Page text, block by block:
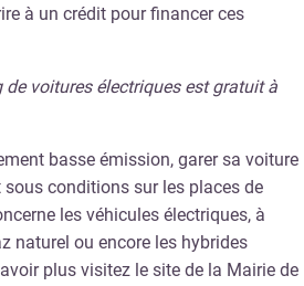
à un crédit pour financer ces
voitures électriques est gratuit à
basse émission, garer sa voiture
conditions sur les places de
les véhicules électriques, à
naturel ou encore les hybrides
plus visitez le site de la Mairie de